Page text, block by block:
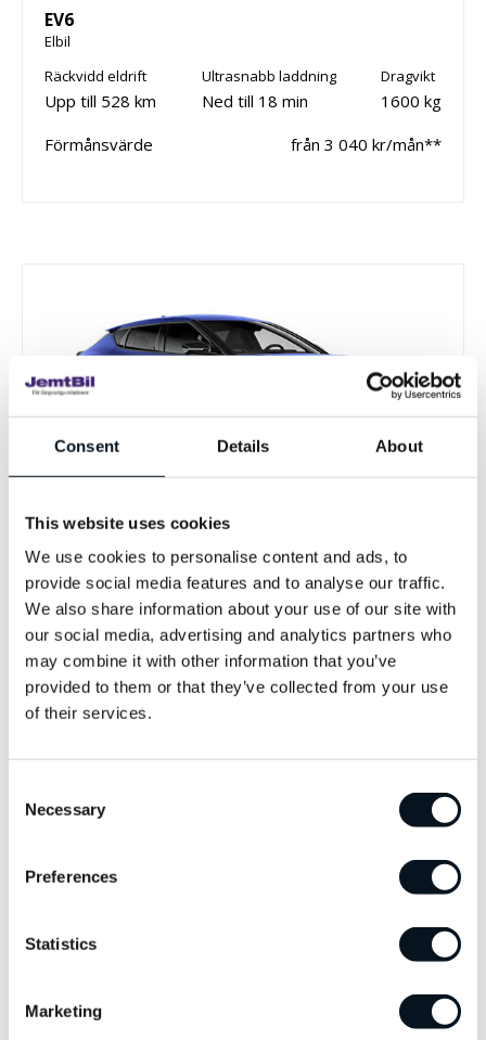
Consent Details About
This website uses cookies
We use cookies to personalise content and ads, to
provide social media features and to analyse our traffic.
We also share information about your use of our site with
our social media, advertising and analytics partners who
may combine it with other information that you’ve
provided to them or that they’ve collected from your use
of their services.
Selection
Necessary
Preferences
Statistics
Marketing
EV6
Elbil
Räckvidd eldrift
Upp till 528 km
Ultrasnabb laddning
Ned till 18 min
Dragvikt
1600 kg
Förmånsvärde
från 3 040 kr/mån**
Elbil
Räckvidd eldrift
Upp till 450 km
Ultrasnabb laddning
Ned till 18 min
Dragvikt
1800 kg
Förmånsvärde
från 3 806 kr/mån**
Elbil